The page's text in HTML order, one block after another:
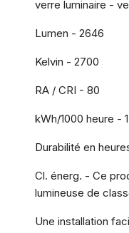
verre luminaire -
Lumen - 2646
Kelvin - 2700
RA / CRI - 80
kWh/1000 heure -
Durabilité en
Cl. énerg. - Ce
lumineuse de
Une installation